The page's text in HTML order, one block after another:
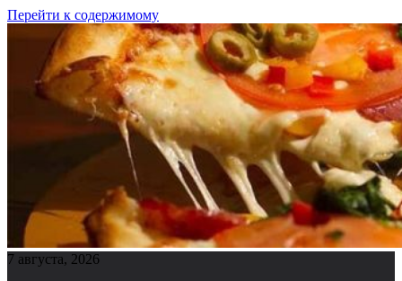
Перейти к содержимому
7 августа, 2026